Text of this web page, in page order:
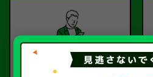
ご依頼